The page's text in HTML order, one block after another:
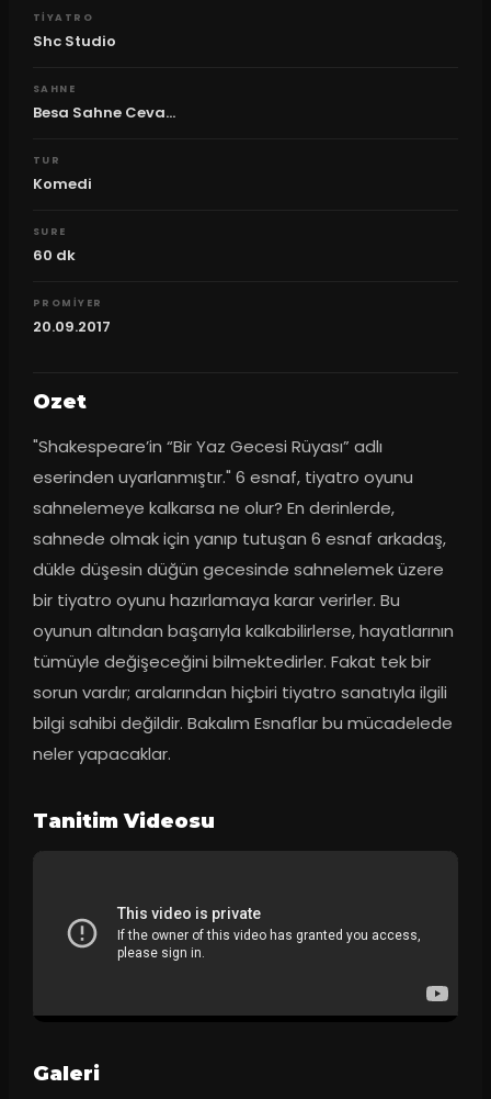
TIYATRO
Shc Studio
SAHNE
Besa Sahne Ceva...
TUR
Komedi
SURE
60 dk
PROMIYER
20.09.2017
Ozet
"Shakespeare’in “Bir Yaz Gecesi Rüyası” adlı
eserinden uyarlanmıştır." 6 esnaf, tiyatro oyunu
sahnelemeye kalkarsa ne olur? En derinlerde,
sahnede olmak için yanıp tutuşan 6 esnaf arkadaş,
dükle düşesin düğün gecesinde sahnelemek üzere
bir tiyatro oyunu hazırlamaya karar verirler. Bu
oyunun altından başarıyla kalkabilirlerse, hayatlarının
tümüyle değişeceğini bilmektedirler. Fakat tek bir
sorun vardır; aralarından hiçbiri tiyatro sanatıyla ilgili
bilgi sahibi değildir. Bakalım Esnaflar bu mücadelede
neler yapacaklar.
Tanitim Videosu
Galeri